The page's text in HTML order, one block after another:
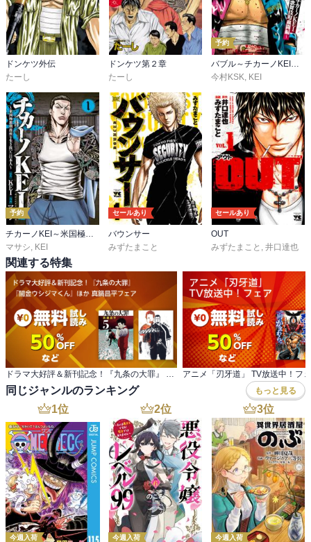
ドンケツ外伝
たーし
ドンケツ第２章
たーし
予約
バブル～チカーノKEI歌舞伎町血闘編～
今村KSK, KEI
予約
マサシ KEI
セールあり
バウンサー
みずたまこと
セールあり
OUT
みずたまこと
井口達也
関連する特集
アニメ「刃牙道」 TV放送中！フ
同じジャンルのランキング もっと見る
1位
今週入荷
2位
今週入荷
3位
今週入荷